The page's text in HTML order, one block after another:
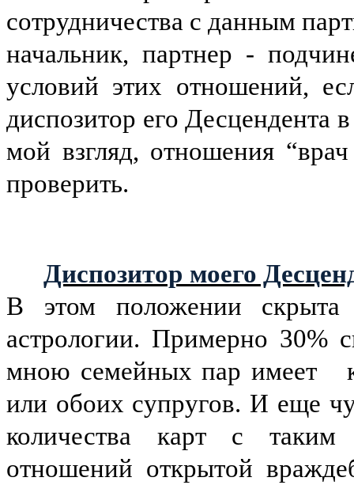
сотрудничества с данным
начальник, партнер -
условий этих отношений,
диспозитор его Десцендента
мой взгляд, отношения
проверить.
Диспозитор моего
В этом положении
астрологии. Примерно 30%
мною семейных пар имеет
или обоих супругов. И еще
количества карт с таким
отношений открытой